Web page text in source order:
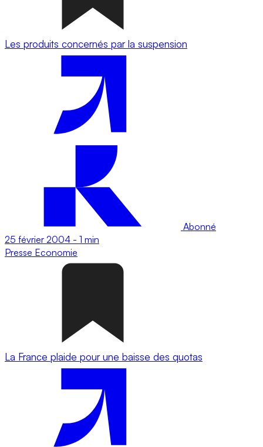
Les produits concernés par la suspension
Abonné
25 février 2004 - 1 min
Presse Economie
La France plaide pour une baisse des quotas